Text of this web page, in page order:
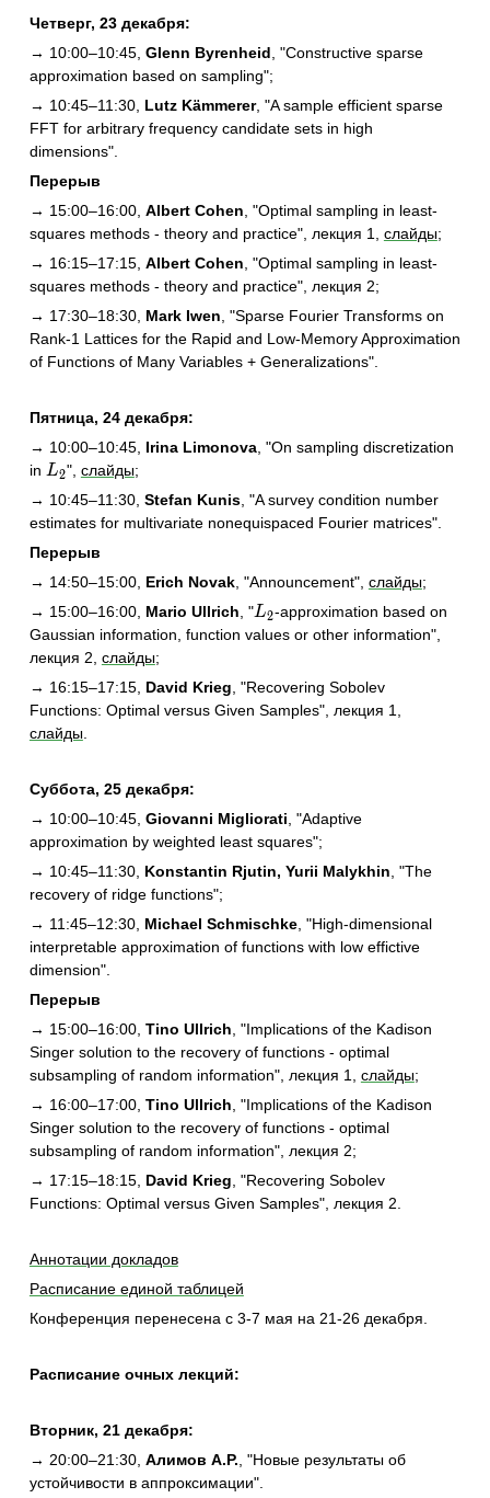
Четверг, 23 декабря:
→ 10:00–10:45, Glenn Byrenheid, "Constructive sparse
approximation based on sampling";
→ 10:45–11:30, Lutz Kämmerer, "A sample efficient sparse
FFT for arbitrary frequency candidate sets in high
dimensions".
Перерыв
→ 15:00–16:00, Albert Cohen, "Optimal sampling in least-
squares methods - theory and practice", лекция 1, слайды;
→ 16:15–17:15, Albert Cohen, "Optimal sampling in least-
squares methods - theory and practice", лекция 2;
→ 17:30–18:30, Mark Iwen, "Sparse Fourier Transforms on
Rank-1 Lattices for the Rapid and Low-Memory Approximation
of Functions of Many Variables + Generalizations".
Пятница, 24 декабря:
→ 10:00–10:45, Irina Limonova, "On sampling discretization
in L_2
L2", слайды;
→ 10:45–11:30, Stefan Kunis, "A survey condition number
estimates for multivariate nonequispaced Fourier matrices".
Перерыв
→ 14:50–15:00, Erich Novak, "Announcement", слайды;
→ 15:00–16:00, Mario Ullrich, "L_2
L2-approximation based on
Gaussian information, function values or other information",
лекция 2, слайды;
→ 16:15–17:15, David Krieg, "Recovering Sobolev
Functions: Optimal versus Given Samples", лекция 1,
слайды.
Суббота, 25 декабря:
→ 10:00–10:45, Giovanni Migliorati, "Adaptive
approximation by weighted least squares";
→ 10:45–11:30, Konstantin Rjutin, Yurii Malykhin, "The
recovery of ridge functions";
→ 11:45–12:30, Michael Schmischke, "High-dimensional
interpretable approximation of functions with low effictive
dimension".
Перерыв
→ 15:00–16:00, Tino Ullrich, "Implications of the Kadison
Singer solution to the recovery of functions - optimal
subsampling of random information", лекция 1, слайды;
→ 16:00–17:00, Tino Ullrich, "Implications of the Kadison
Singer solution to the recovery of functions - optimal
subsampling of random information", лекция 2;
→ 17:15–18:15, David Krieg, "Recovering Sobolev
Functions: Optimal versus Given Samples", лекция 2.
Аннотации докладов
Расписание единой таблицей
Конференция перенесена с 3-7 мая на 21-26 декабря.
Расписание очных лекций:
Вторник, 21 декабря:
→ 20:00–21:30, Алимов А.Р., "Новые результаты об
устойчивости в аппроксимации".